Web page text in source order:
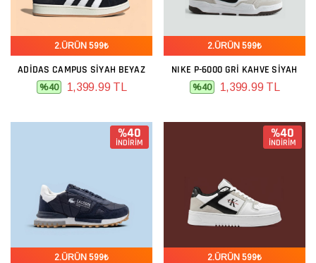
2.ÜRÜN 599₺
ADIDAS CAMPUS SIYAH BEYAZ
%40 1,399.99 TL
2.ÜRÜN 599₺
NIKE P-6000 GRI KAHVE SIYAH
%40 1,399.99 TL
%40
İNDİRİM
2.ÜRÜN 599₺
%40
İNDİRİM
2.ÜRÜN 599₺